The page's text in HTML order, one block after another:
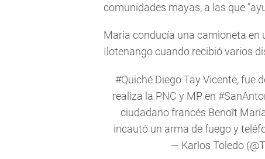
comunidades mayas, a las que
Maria conducía una camioneta en
Ilotenango cuando recibió varios
#Quiché Diego Tay Vicente, fue
realiza la PNC y MP en
ciudadano francés Benoît
incautó un arma de fuego y
— Karlos Toledo